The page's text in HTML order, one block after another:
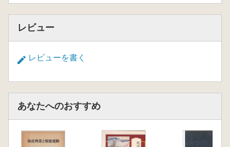
レビュー
レビューを書く
あなたへのおすすめ